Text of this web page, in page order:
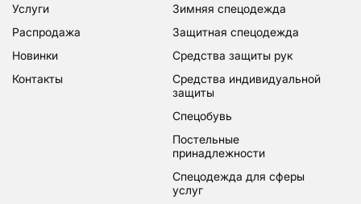
услуги
распродажа
новинки
контакты
зимняя спецодежда
защитная спецодежда
средства защиты рук
средства индивидуальной
защиты
спецобувь
постельные
принадлежности
спецодежда для сферы
услуг